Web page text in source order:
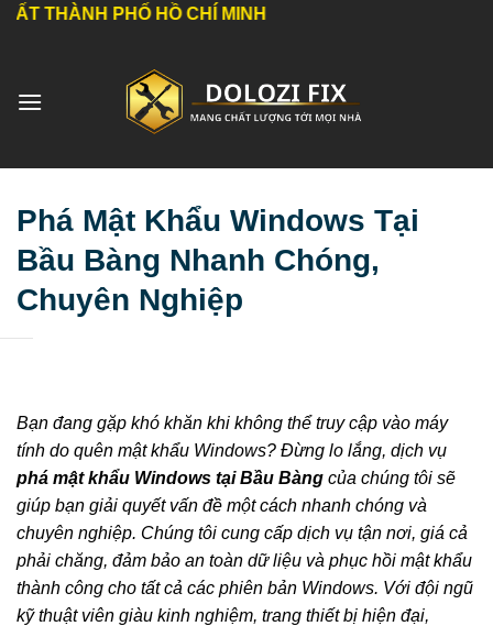
Bỏ
dung
PHỐ HỒ CHÍ MINH
Phá Mật Khẩu Windows Tại
Bầu Bàng Nhanh Chóng,
Chuyên Nghiệp
Bạn đang gặp khó khăn khi không thể truy cập vào máy
tính do quên mật khẩu Windows? Đừng lo lắng, dịch vụ
phá mật khẩu Windows tại Bầu Bàng của chúng tôi sẽ
giúp bạn giải quyết vấn đề một cách nhanh chóng và
chuyên nghiệp. Chúng tôi cung cấp dịch vụ tận nơi, giá cả
phải chăng, đảm bảo an toàn dữ liệu và phục hồi mật khẩu
thành công cho tất cả các phiên bản Windows. Với đội ngũ
kỹ thuật viên giàu kinh nghiệm, trang thiết bị hiện đại,